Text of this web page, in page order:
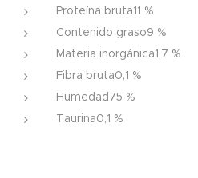
Proteína bruta11 %
Contenido graso9 %
Materia inorgánica1,7 %
Fibra bruta0,1 %
Humedad75 %
Taurina0,1 %